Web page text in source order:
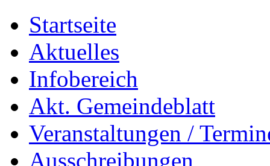
Startseite
Aktuelles
Infobereich
Akt. Gemeindeblatt
Veranstaltungen /
Ausschreibungen